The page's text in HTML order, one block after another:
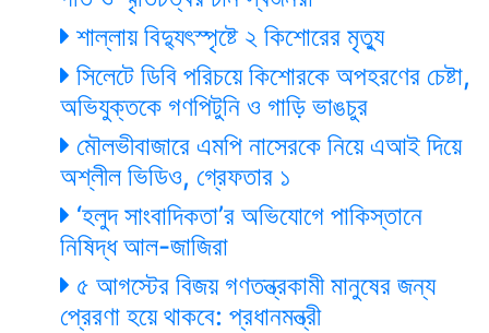
শাল্লায় বিদ্যুৎস্পৃষ্টে ২ কিশোরের মৃত্যু
সিলেটে ডিবি পরিচয়ে কিশোরকে অপহরণের চেষ্টা,
অভিযুক্তকে গণপিটুনি ও গাড়ি ভাঙচুর
মৌলভীবাজারে এমপি নাসেরকে নিয়ে এআই দিয়ে
অশ্লীল ভিডিও, গ্রেফতার ১
‘হলুদ সাংবাদিকতা’র অভিযোগে পাকিস্তানে
নিষিদ্ধ আল-জাজিরা
৫ আগস্টের বিজয় গণতন্ত্রকামী মানুষের জন্য
প্রেরণা হয়ে থাকবে: প্রধানমন্ত্রী